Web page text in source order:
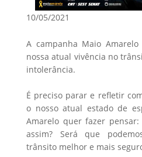
10/05/2021
A campanha Maio
nossa atual vivência no
intolerância.
É preciso parar e refletir
o nosso atual estado de
Amarelo quer fazer
assim? Será que
trânsito melhor e mais